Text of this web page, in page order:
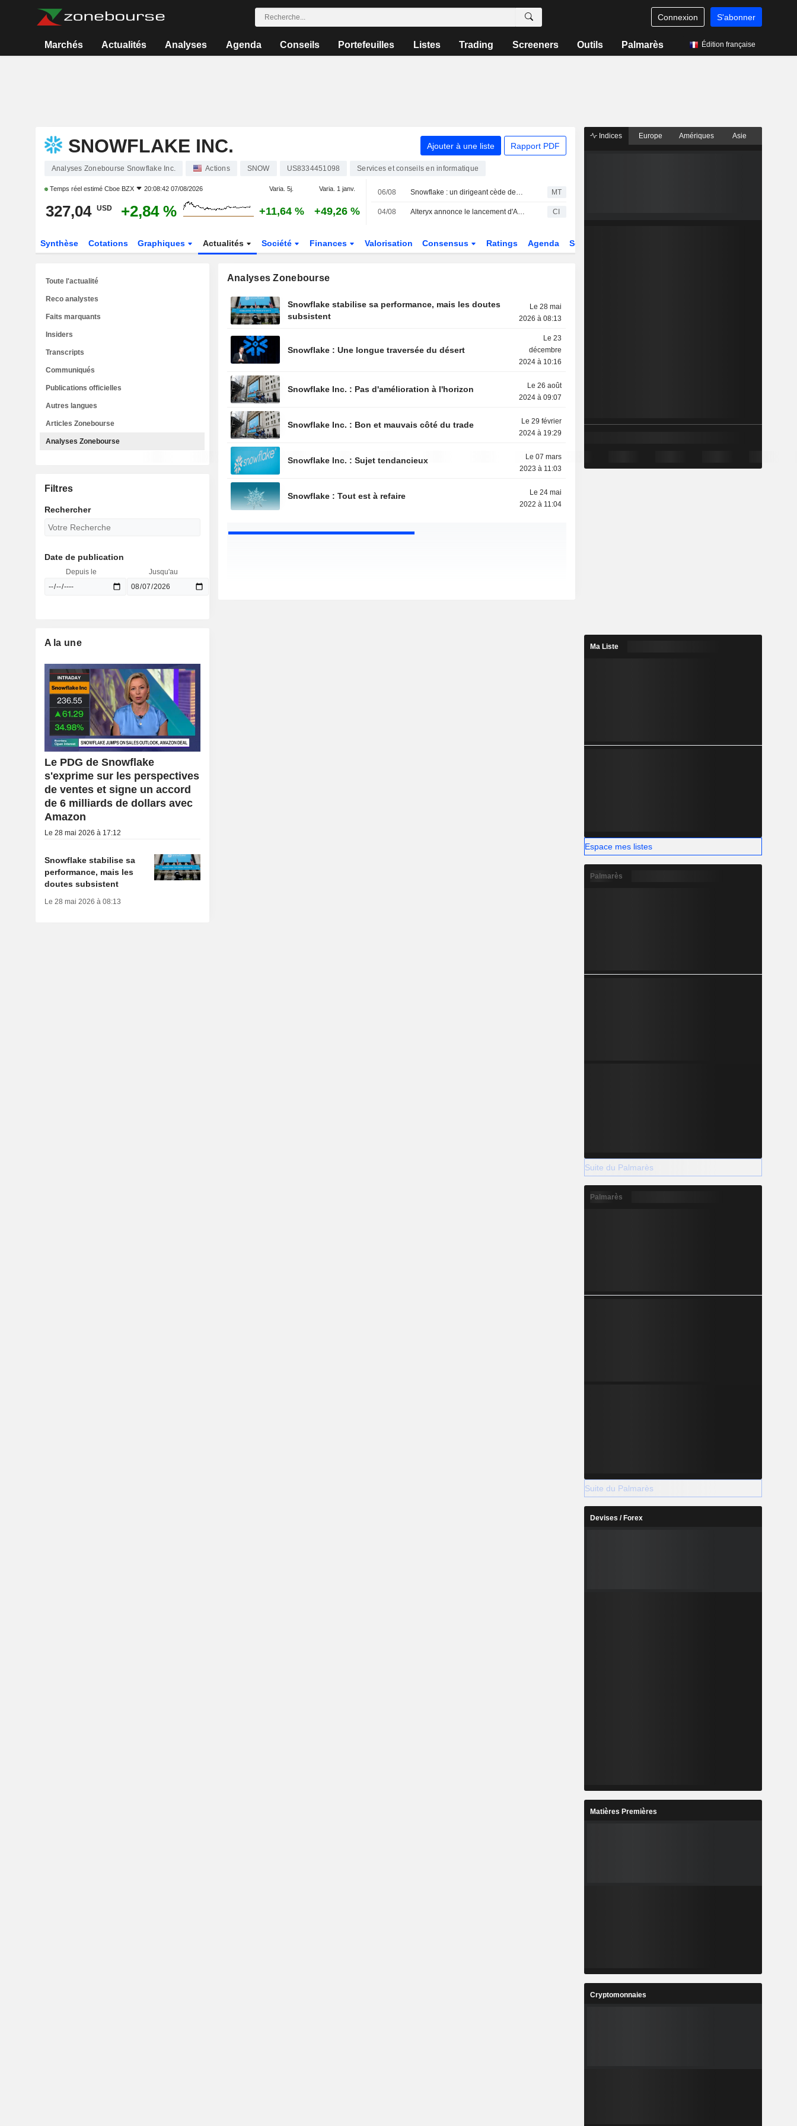
Connexion S'abonner
Marchés Actualités Analyses Agenda Conseils Portefeuilles Listes Trading Screeners Outils Palmarès Édition française
SNOWFLAKE INC. Ajouter à une liste Rapport PDF
Analyses Zonebourse Snowflake Inc. Actions SNOW US8334451098 Services et conseils en informatique
Temps réel estimé Cboe BZX 20:08:42 07/08/2026 Varia. 5j. Varia. 1 janv.
327,04 USD +2,84 % +11,64 % +49,26 %
06/08 Snowflake : un dirigeant cède des actions pour près de 3 millions de dollars, selon un document de la SEC MT
04/08 Alteryx annonce le lancement d'Alteryx One sur la Snowflake Marketplace CI
Synthèse Cotations Graphiques Actualités Société Finances Valorisation Consensus Ratings Agenda Secteur
Analyses Zonebourse
Snowflake stabilise sa performance, mais les doutes
subsistent
Le 28 mai
2026 à 08:13
Snowflake : Une longue traversée du désert
Le 23
décembre
2024 à 10:16
Snowflake Inc. : Pas d'amélioration à l'horizon
Le 26 août
2024 à 09:07
Snowflake Inc. : Bon et mauvais côté du trade
Le 29 février
2024 à 19:29
Snowflake Inc. : Sujet tendancieux
Le 07 mars
2023 à 11:03
Snowflake : Tout est à refaire
Le 24 mai
2022 à 11:04
Toute l'actualité
Reco analystes
Faits marquants
Insiders
Transcripts
Communiqués
Publications officielles
Autres langues
Articles Zonebourse
Analyses Zonebourse
Filtres
Rechercher
Date de publication
Depuis le Jusqu'au
A la une
Le PDG de Snowflake
s'exprime sur les perspectives
de ventes et signe un accord
de 6 milliards de dollars avec
Amazon
Le 28 mai 2026 à 17:12
Snowflake stabilise sa
performance, mais les
doutes subsistent
Le 28 mai 2026 à 08:13
Indices Europe Amériques Asie
Ma Liste
Espace mes listes
Palmarès
Suite du Palmarès
Palmarès
Suite du Palmarès
Devises / Forex
Matières Premières
Cryptomonnaies